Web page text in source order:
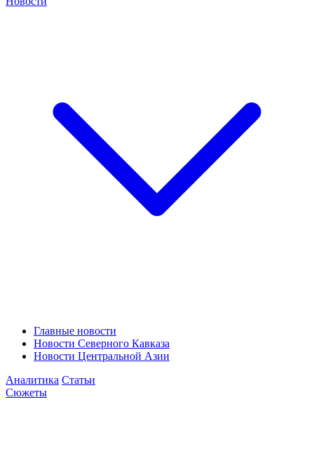
Главные новости
Новости Северного Кавказа
Новости Центральной Азии
Аналитика Статьи
Сюжеты